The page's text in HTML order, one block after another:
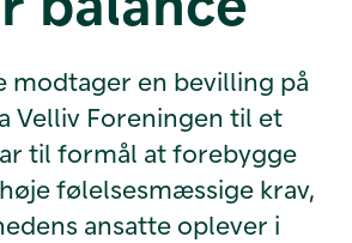
modtager en bevilling på
Velliv Foreningen til et
til formål at forebygge
følelsesmæssige krav,
ansatte oplever i